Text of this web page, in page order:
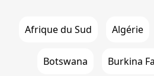
Afrique du Sud Algérie
Botswana Burkina